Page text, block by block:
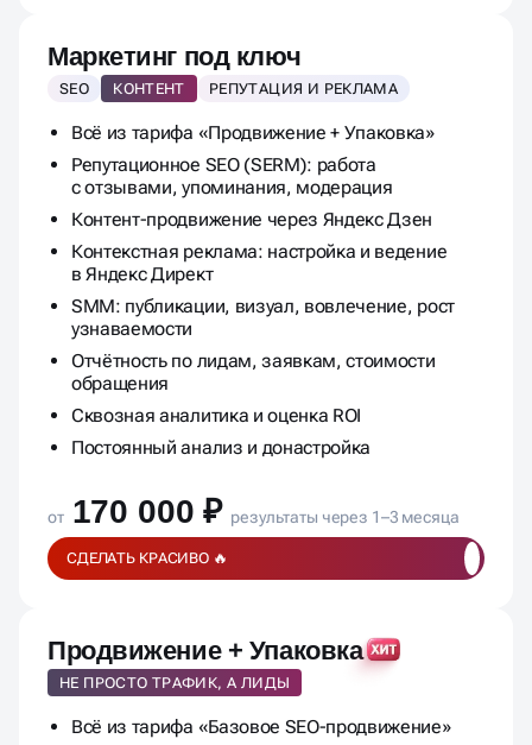
Маркетинг под ключ
SEO КОНТЕНТ РЕПУТАЦИЯ И РЕКЛАМА
Всё из тарифа «Продвижение + Упаковка»
Репутационное SEO (SERM): работа
с отзывами, упоминания, модерация
Контент-продвижение через Яндекс Дзен
Контекстная реклама: настройка и ведение
в Яндекс Директ
SMM: публикации, визуал, вовлечение, рост
узнаваемости
Отчётность по лидам, заявкам, стоимости
обращения
Сквозная аналитика и оценка ROI
Постоянный анализ и донастройка
от 170 000 ₽ результаты через 1–3 месяца
СДЕЛАТЬ КРАСИВО 🔥
Продвижение + Упаковка
НЕ ПРОСТО ТРАФИК, А ЛИДЫ
Всё из тарифа «Базовое SEO-продвижение»